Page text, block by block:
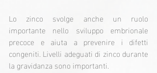
Lo zinco svolge anche un ruolo
importante nello sviluppo embrionale
precoce e aiuta a prevenire i difetti
congeniti. Livelli adeguati di zinco durante
la gravidanza sono importanti.